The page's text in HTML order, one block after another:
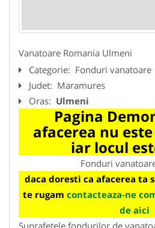
Vanatoare Romania Ulmeni
Categorie: Fonduri vanatoare
Judet: Maramures
Oras: Ulmeni
Pagina
afacerea nu
iar locul
Fonduri
daca doresti ca afacerea ta
te rugam contacteaza-ne
de aici
Suprafetele fondurilor de